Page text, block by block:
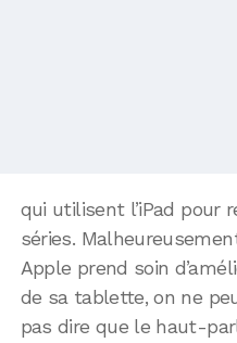
qui utilisent l’iPad pour
séries.
Apple prend soin
de sa tablette, on ne
pas dire que le haut-